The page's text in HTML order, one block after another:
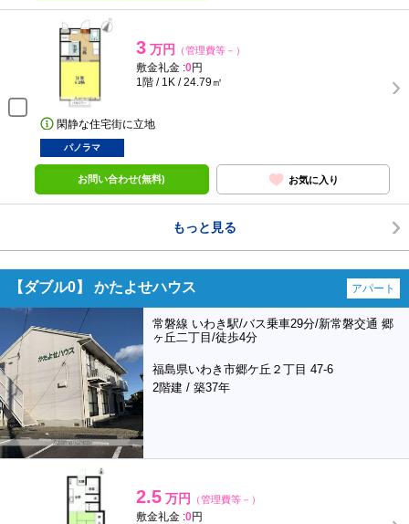
3 万円 （管理費等－）
敷金礼金 :0円
1階 / 1K / 24.79㎡
閑静な住宅街に立地
パノラマ
お問い合わせ(無料) お気に入り
もっと見る
【ダブル0】 かたよせハウス アパート
常磐線 いわき駅/バス乗車29分/新常磐交通 郷
ヶ丘二丁目/徒歩4分
福島県いわき市郷ケ丘２丁目 47-6
2階建 / 築37年
2.5 万円 （管理費等－）
敷金礼金 :0円